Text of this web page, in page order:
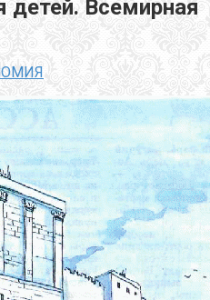
детей. Всемирная